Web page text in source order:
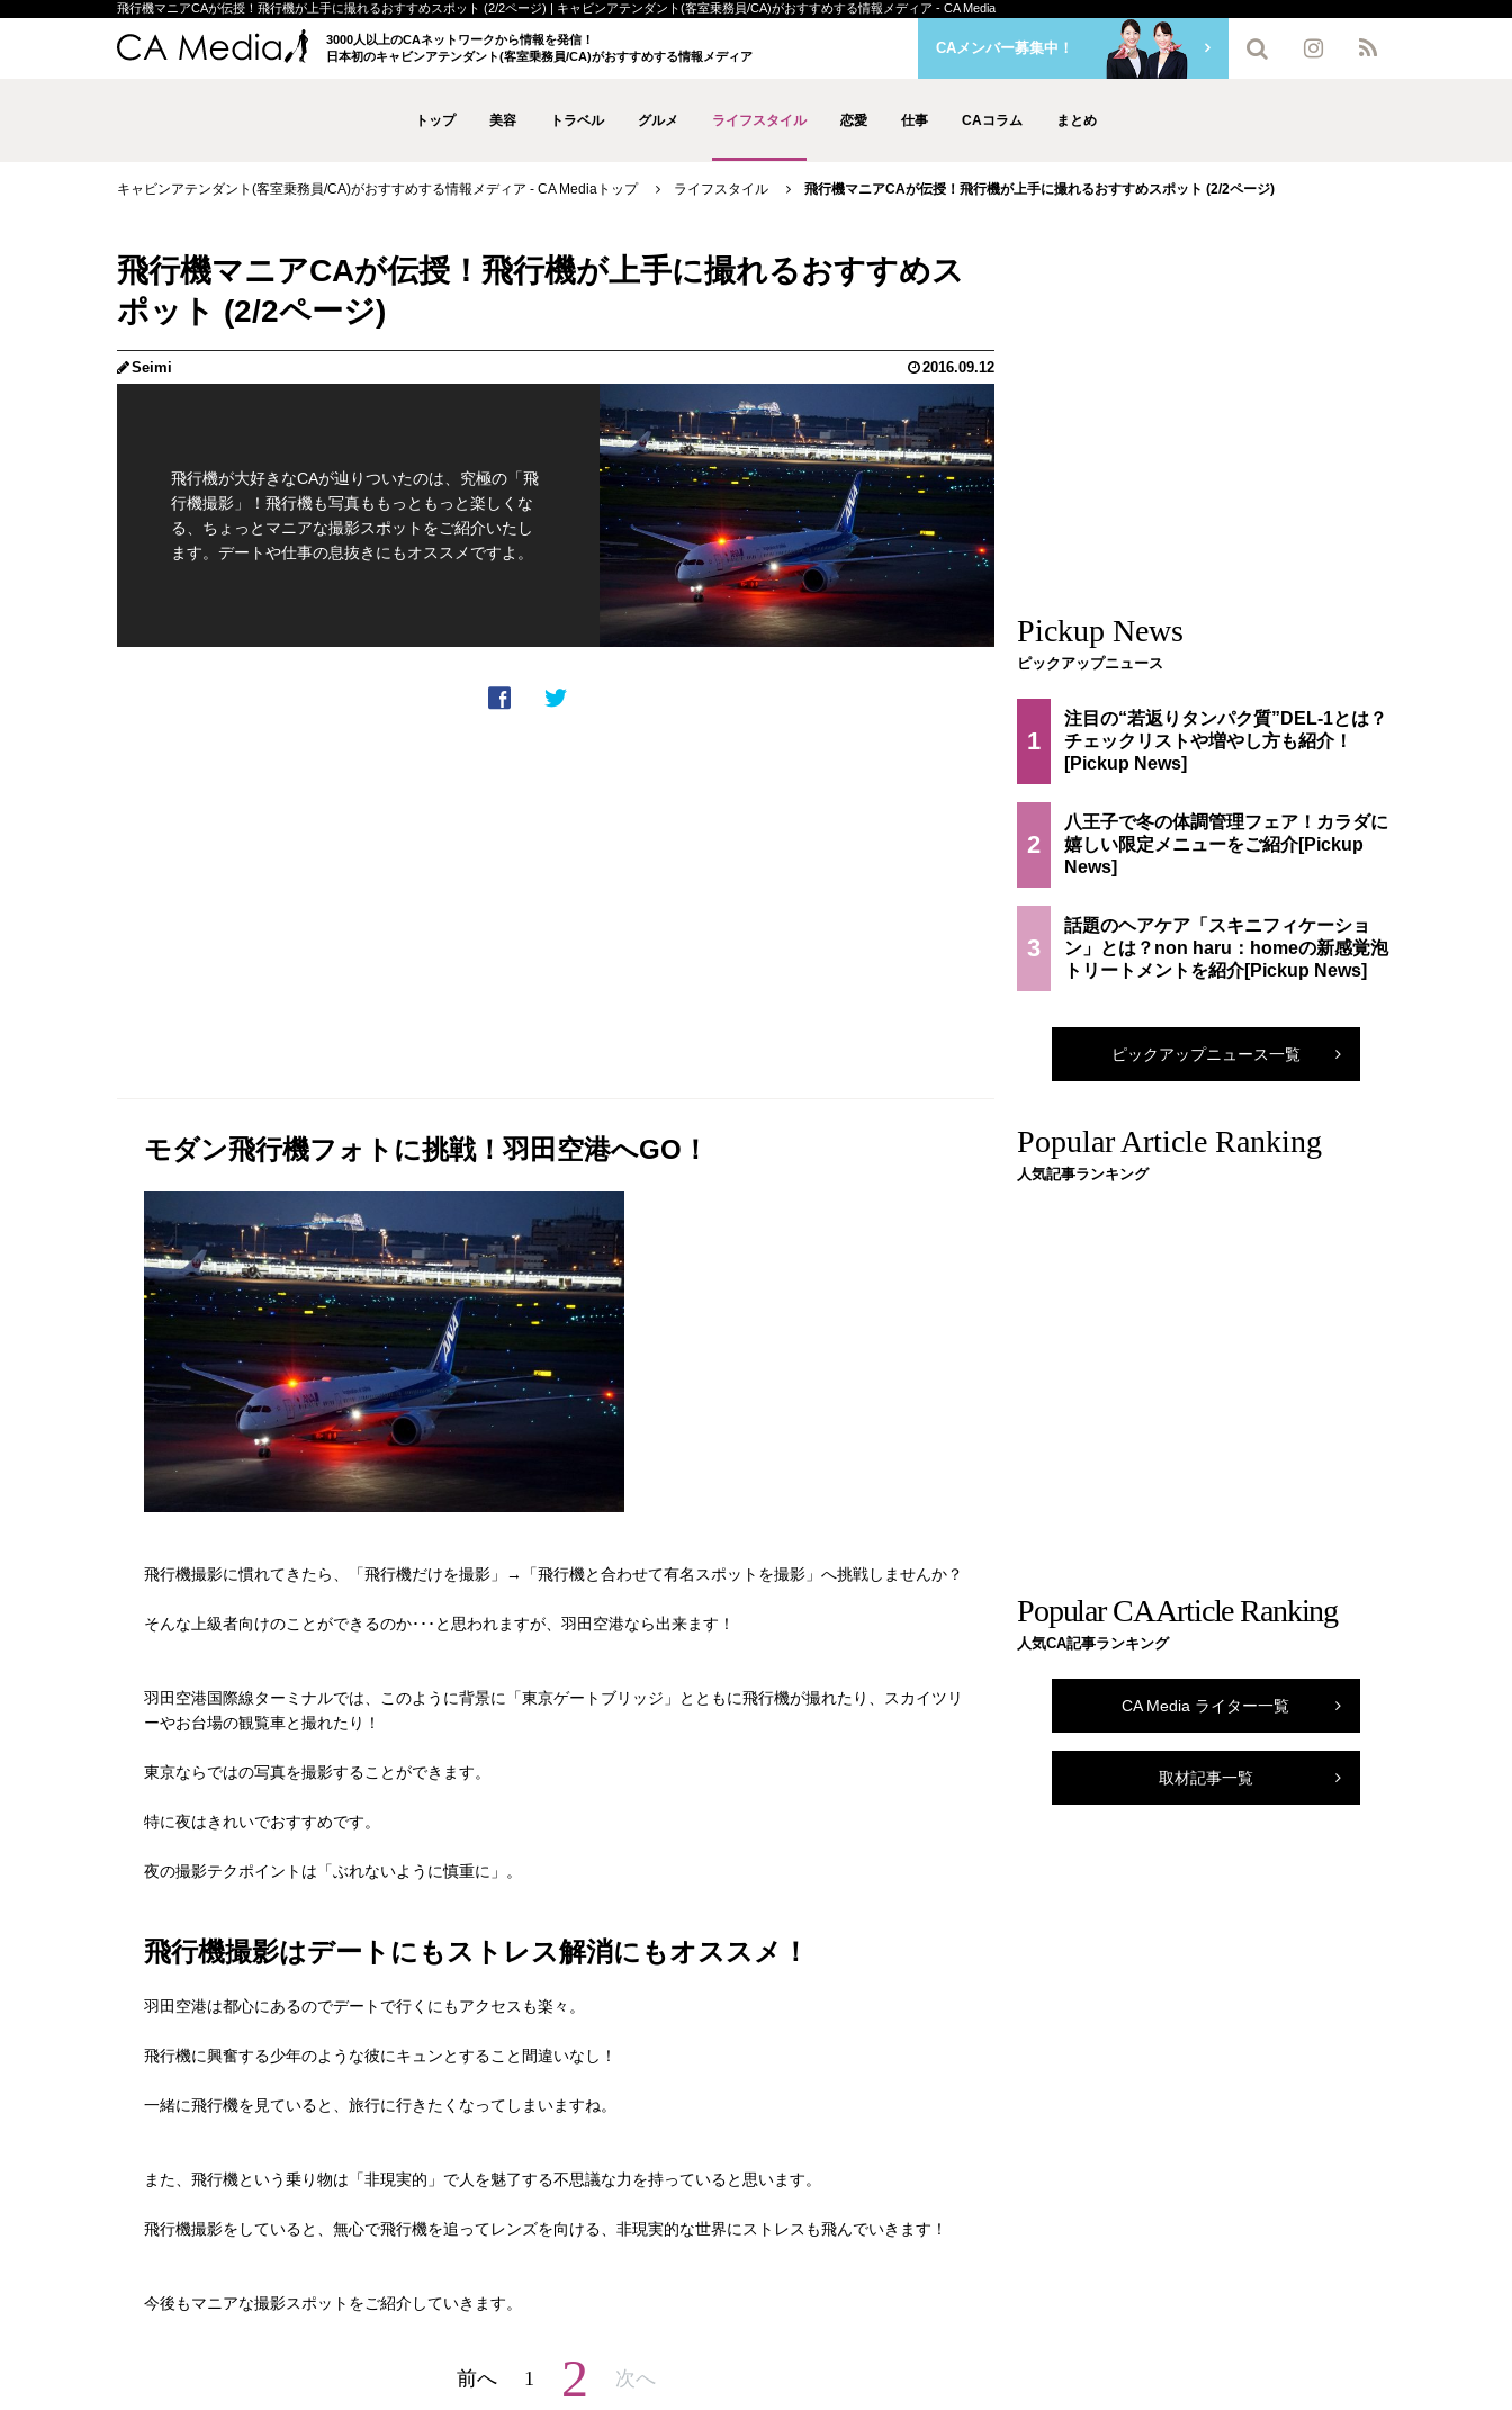
飛行機マニアCAが伝授！飛行機が上手に撮れるおすすめスポット (2/2ページ) | キャビンアテンダント(客室乗務員/CA)がおすすめする情報メディア - CA Media
3000人以上のCAネットワークから情報を発信！
日本初のキャビンアテンダント(客室乗務員/CA)がおすすめする情報メディア
トップ 美容 トラベル グルメ ライフスタイル 恋愛 仕事 CAコラム まとめ
CAメンバー募集中！
キャビンアテンダント(客室乗務員/CA)がおすすめする情報メディア - CA Mediaトップ ライフスタイル 飛行機マニアCAが伝授！飛行機が上手に撮れるおすすめスポット (2/2ページ)
飛行機マニアCAが伝授！飛行機が上手に撮れるおすすめス
ポット (2/2ページ)
Seimi 2016.09.12
飛行機が大好きなCAが辿りついたのは、究極の「飛
行機撮影」！飛行機も写真ももっともっと楽しくな
る、ちょっとマニアな撮影スポットをご紹介いたし
ます。デートや仕事の息抜きにもオススメですよ。
モダン飛行機フォトに挑戦！羽田空港へGO！
飛行機撮影に慣れてきたら、「飛行機だけを撮影」→「飛行機と合わせて有名スポットを撮影」へ挑戦しませんか？
そんな上級者向けのことができるのか･･･と思われますが、羽田空港なら出来ます！
羽田空港国際線ターミナルでは、このように背景に「東京ゲートブリッジ」とともに飛行機が撮れたり、スカイツリ
ーやお台場の観覧車と撮れたり！
東京ならではの写真を撮影することができます。
特に夜はきれいでおすすめです。
夜の撮影テクポイントは「ぶれないように慎重に」。
飛行機撮影はデートにもストレス解消にもオススメ！
羽田空港は都心にあるのでデートで行くにもアクセスも楽々。
飛行機に興奮する少年のような彼にキュンとすること間違いなし！
一緒に飛行機を見ていると、旅行に行きたくなってしまいますね。
また、飛行機という乗り物は「非現実的」で人を魅了する不思議な力を持っていると思います。
飛行機撮影をしていると、無心で飛行機を追ってレンズを向ける、非現実的な世界にストレスも飛んでいきます！
今後もマニアな撮影スポットをご紹介していきます。
前へ 1 2 次へ
Pickup News
ピックアップニュース
1
注目の“若返りタンパク質”DEL-1とは？
チェックリストや増やし方も紹介！
2
八王子で冬の体調管理フェア！カラダに
嬉しい限定メニューをご紹介
3
話題のヘアケア「スキニフィケーショ
ン」とは？non haru：homeの新感覚泡
トリートメントを紹介
ピックアップニュース一覧
Popular Article Ranking
人気記事ランキング
Popular CA Article Ranking
人気CA記事ランキング
CA Media ライター一覧
取材記事一覧